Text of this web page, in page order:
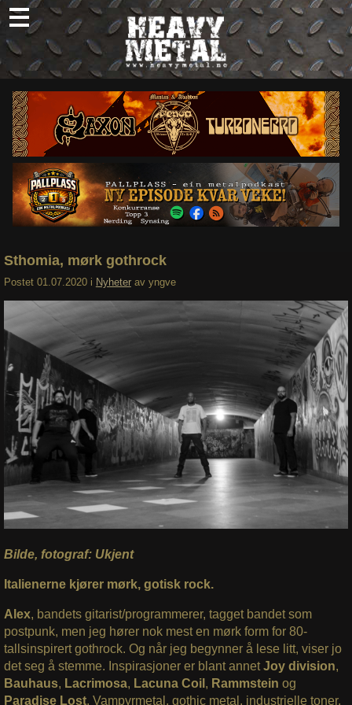
Skip
to
content
Nyheter
Omtaler
Intervjuer
Om oss
Abonner
Søk
Sthomia, mørk gothrock
Postet 01.07.2020 i Nyheter av yngve
Bilde, fotograf: Ukjent
Italienerne kjører mørk, gotisk rock.
Alex, bandets gitarist/programmerer, tagget bandet som
postpunk, men jeg hører nok mest en mørk form for 80-
tallsinspirert gothrock. Og når jeg begynner å lese litt, viser jo
det seg å stemme. Inspirasjoner er blant annetJoy division,
Bauhaus, Lacrimosa, Lacuna Coil , Rammstein og
Paradise Lost. Vampyrmetal, gothic metal, industrielle toner,